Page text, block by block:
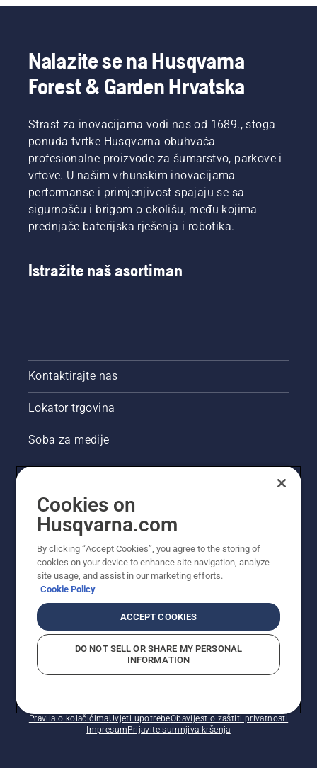
povećavaju udobnost i osiguravaju učinkovit rad.
obuhvaća kacige za šumarstvo, štitnike za uši,
sigurnosne naočale, jakne za rad s motornom
pilom, čizme za rad s motornom pilom, rukavice
osnovnih potrepština.
Nalazite se na Husqvarna
Forest & Garden Hrvatska
Strast za inovacijama vodi nas od 1689., stoga
ponuda tvrtke Husqvarna obuhvaća
profesionalne proizvode za šumarstvo, parkove i
vrtove. U našim vrhunskim inovacijama
performanse i primjenjivost spajaju se sa
sigurnošću i brigom o okolišu, među kojima
prednjače baterijska rješenja i robotika.
Istražite naš asortiman
Kontaktirajte nas
Lokator trgovina
Soba za medije
Pravne informacije o proizvodu
Pravila o kolačićimaUvjeti upotrebeObavijest o zaštiti privatnosti
Impresum Prijavite sumnjiva kršenja
Cookies on
Husqvarna.com
By clicking “Accept Cookies”, you agree to the storing of
cookies on your device to enhance site navigation, analyze
site usage, and assist in our marketing efforts.
Cookie Policy
ACCEPT COOKIES
DO NOT SELL OR SHARE MY PERSONAL
INFORMATION